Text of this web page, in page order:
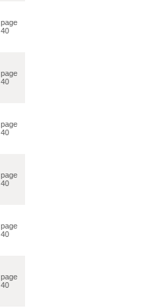
page
40
page
40
page
40
page
40
page
40
page
40